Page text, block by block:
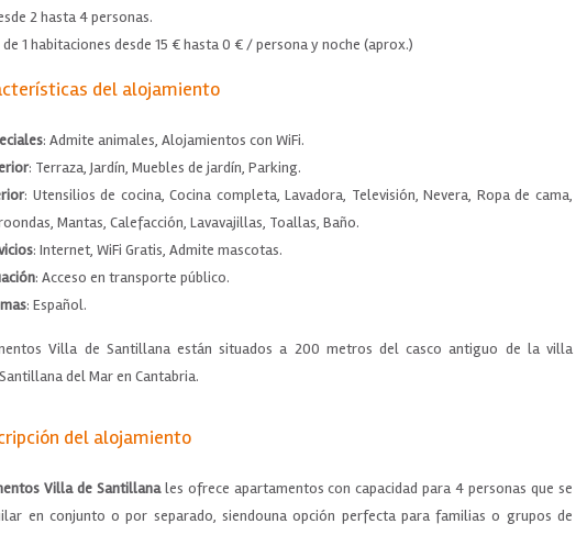
2 hasta 4 personas.
1 habitaciones desde 15 € hasta 0 € / persona y noche (aprox.)
del alojamiento
: Admite animales, Alojamientos con WiFi.
: Terraza, Jardín, Muebles de jardín, Parking.
: Utensilios de cocina, Cocina completa, Lavadora, Televisión, Nevera, Ropa de cama,
Mantas, Calefacción, Lavavajillas, Toallas, Baño.
: Internet, WiFi Gratis, Admite mascotas.
: Acceso en transporte público.
: Español.
Villa de Santillana están situados a 200 metros del casco antiguo de la villa
del Mar en Cantabria.
del alojamiento
Villa de Santillanales ofrece apartamentos con capacidad para 4 personas que se
en conjunto o por separado, siendouna opción perfecta para familias o grupos de